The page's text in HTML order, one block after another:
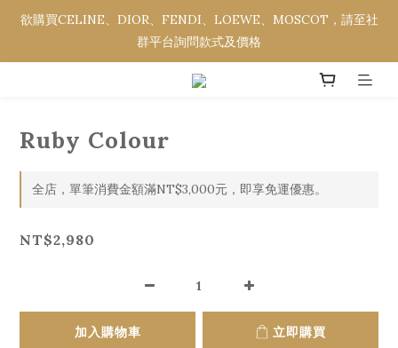
欲購買CELINE、DIOR、FENDI、LOEWE、MOSCOT，請至社
群平台詢問款式及價格
欲購買CELINE、DIOR、FENDI、LOEWE、MOSCOT，請至社
群平台詢問款式及價格
全館消費金額滿NT$3,000，即享免運優惠。
欲購買CELINE、DIOR、FENDI、LOEWE、MOSCOT，請至社
Ruby Colour
全店，單筆消費金額滿NT$3,000元，即享免運優惠。
NT$2,980
加入購物車 立即購買